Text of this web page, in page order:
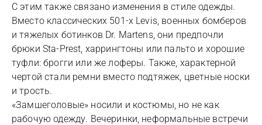
С этим также связано изменения в стиле одежды.
Вместо классических 501-х Levis, военных бомберов
и тяжелых ботинков Dr. Martеns, они предпочли
брюки Sta-Prest, харрингтоны или пальто и хорошие
туфли: брогги или же лоферы. Также, характерной
чертой стали ремни вместо подтяжек, цветные носки
и трость.
«Замшеголовые» носили и костюмы, но не как
рабочую одежду. Вечеринки, неформальные встречи